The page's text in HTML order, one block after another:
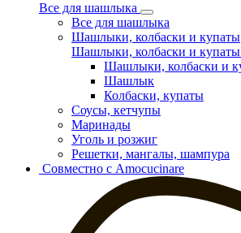
Все для шашлыка
Все для шашлыка
Шашлыки, колбаски и купаты
Шашлыки, колбаски и купаты
Шашлыки, колбаски и
Шашлык
Колбаски, купаты
Соусы, кетчупы
Маринады
Уголь и розжиг
Решетки, мангалы, шампура
Совместно с Amocucinare